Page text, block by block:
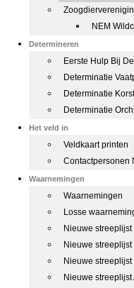
NEM
Determineren
Eerste Hulp Bij
Determinatie
Determinatie
Determinatie
Het veld in
Veldkaart printen
Contactpersonen
Waarnemingen
Waarnemingen
Losse
Nieuwe streeplijst
Nieuwe
Nieuwe
Nieuwe streeplijst